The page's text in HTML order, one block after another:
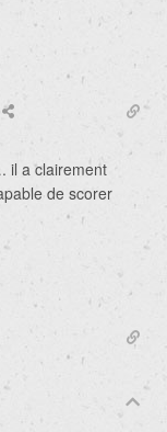
il a clairement
de scorer